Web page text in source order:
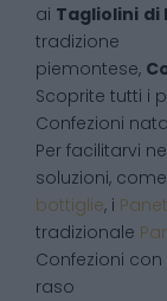
ai Tagliolini di
tradizione
piemontese,
Scoprite tutti i
Confezioni
Per facilitarvi
soluzioni,
bottiglie, i
tradizionale
Confezioni
raso